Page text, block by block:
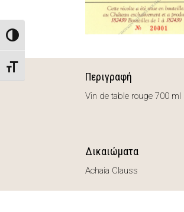
Toggle High Contrast
Toggle Font size
Περιγραφή
Vin de table rouge 700 ml
Δικαιώματα
Achaia Clauss